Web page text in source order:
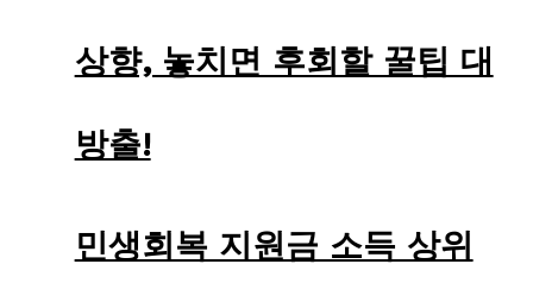
상향, 놓치면 후회할 꿀팁 대
방출!
민생회복 지원금 소득 상위